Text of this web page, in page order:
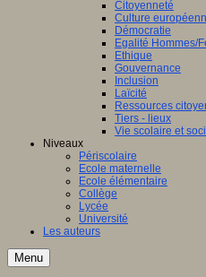
Citoyenneté
Culture
Démocratie
Egalité Hommes/
Ethique
Gouvernance
Inclusion
Laïcité
Ressources
Tiers - lieux
Vie scolaire et
Niveaux
Périscolaire
Ecole maternelle
Ecole élémentaire
Collège
Lycée
Université
Les auteurs
Menu